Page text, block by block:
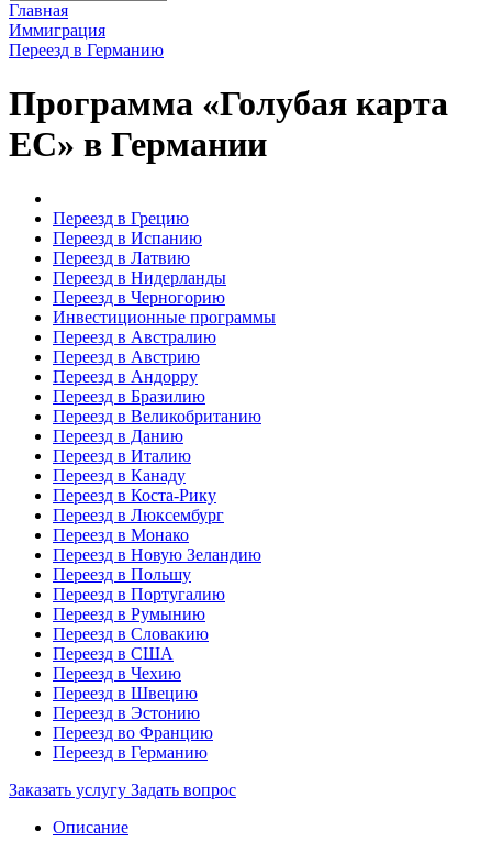
Главная
Иммиграция
Переезд в Германию
Программа «Голубая карта
ЕС» в Германии
Переезд в Грецию
Переезд в Испанию
Переезд в Латвию
Переезд в Нидерланды
Переезд в Черногорию
Инвестиционные программы
Переезд в Австралию
Переезд в Австрию
Переезд в Андорру
Переезд в Бразилию
Переезд в Великобританию
Переезд в Данию
Переезд в Италию
Переезд в Канаду
Переезд в Коста-Рику
Переезд в Люксембург
Переезд в Монако
Переезд в Новую Зеландию
Переезд в Польшу
Переезд в Португалию
Переезд в Румынию
Переезд в Словакию
Переезд в США
Переезд в Чехию
Переезд в Швецию
Переезд в Эстонию
Переезд во Францию
Переезд в Германию
Заказать услугу Задать вопрос
Описание